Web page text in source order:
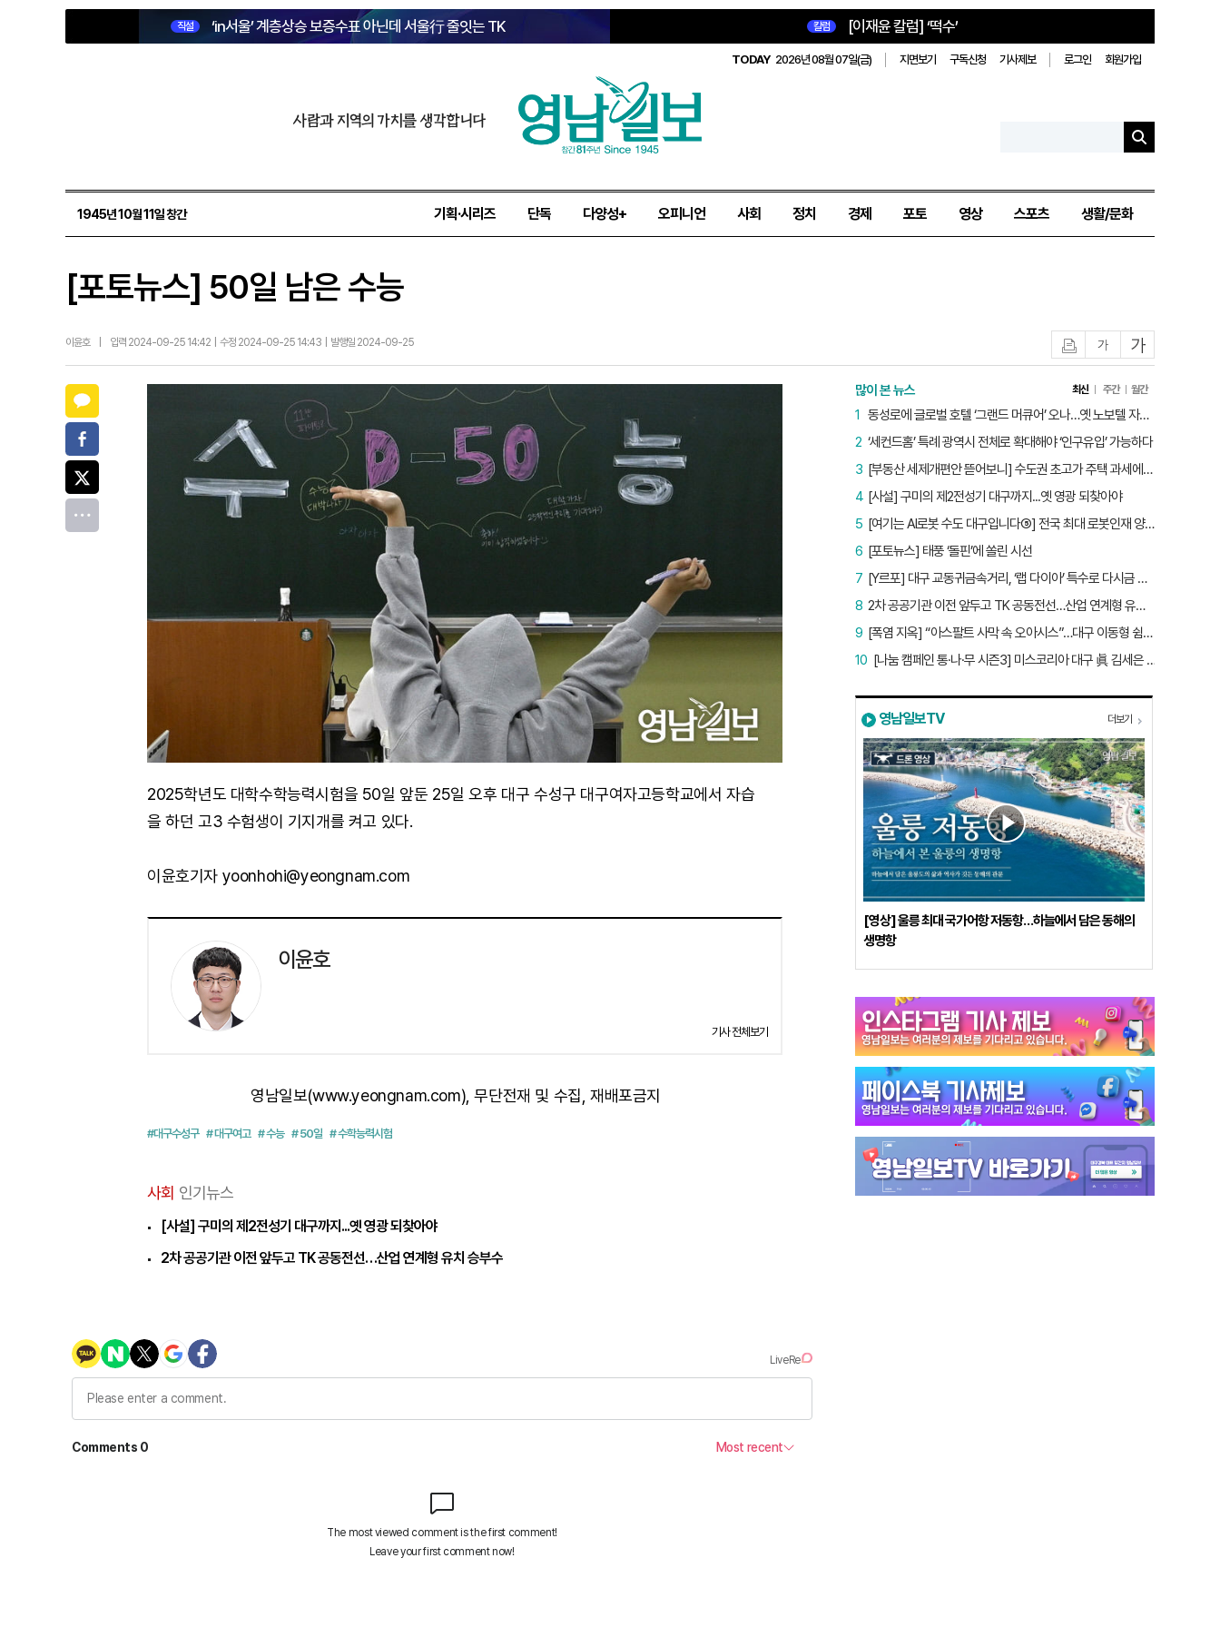
직설 ‘in서울’ 계층상승 보증수표 아닌데 서울行 줄잇는 TK 칼럼 [이재윤 칼럼] ‘떡수’
TODAY 2026년 08월 07일(금) 지면보기 구독신청 기사제보 로그인 회원가입
사람과 지역의 가치를 생각합니다
1945년 10월 11일 창간 기획·시리즈 단독 다양성+ 오피니언 사회 정치 경제 포토 영상 스포츠 생활/문화
[포토뉴스] 50일 남은 수능
이윤호 입력 2024-09-25 14:42 | 수정 2024-09-25 14:43 | 발행일 2024-09-25 글자작게글자크게
2025학년도 대학수학능력시험을 50일 앞둔 25일 오후 대구 수성구 대구여자고등학교에서 자습
을 하던 고3 수험생이 기지개를 켜고 있다.
이윤호기자 yoonhohi@yeongnam.com
이윤호
기사 전체보기
영남일보(www.yeongnam.com), 무단전재 및 수집, 재배포금지
#대구수성구 # 대구여고 # 수능 # 50일 # 수학능력시험
사회 인기뉴스
[사설] 구미의 제2전성기 대구까지...옛 영광 되찾아야
2차 공공기관 이전 앞두고 TK 공동전선…산업 연계형 유치 승부수
많이 본 뉴스 최신 주간 월간
동성로에 글로벌 호텔 ‘그랜드 머큐어’ 오나…옛 노보텔 자리 사무실 개설
1
‘세컨드홈’ 특례 광역시 전체로 확대해야 ‘인구유입’ 가능하다
2
[부동산 세제개편안 뜯어보니] 수도권 초고가 주택 과세에만 초점…침체된 지방 부동산 대책은 없다
3
[사설] 구미의 제2전성기 대구까지...옛 영광 되찾아야
4
[여기는 AI로봇 수도 대구입니다⑤] 전국 최대 로봇인재 양성소…“대구산업 맞춤형 교육과정 만들자”
5
[포토뉴스] 태풍 ‘돌핀’에 쏠린 시선
6
[Y르포] 대구 교동귀금속거리, ‘랩 다이아’ 특수로 다시금 활기…“반짝 인기 의존 않는 지속 가능 성장 동력 마련해야”
7
2차 공공기관 이전 앞두고 TK 공동전선…산업 연계형 유치 승부수
8
[폭염 지옥] “아스팔트 사막 속 오아시스”…대구 이동형 쉼터 버스 ‘북적’, 지하철역도 ‘바글’
9
[나눔 캠페인 통·나·무 시즌3] 미스코리아 대구 眞 김세은 “내가 받은 응원, 다음 사람에게”
10
영남일보TV 더보기
[영상] 울릉 최대 국가어항 저동항…하늘에서 담은 동해의
생명항